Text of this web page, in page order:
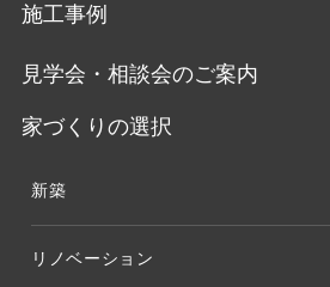
施工事例
見学会・相談会のご案内
家づくりの選択
新築
リノベーション